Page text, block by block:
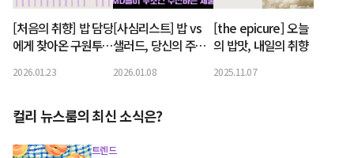
[처음의 취향] 밥 담당
에게 찾아온 구원투
2026.01.23
[사심리스트] 밥 vs
샐러드, 당신의 주식
2026.01.08
[the epicure] 오늘
의 밥맛, 내일의 취향
2025.11.07
컬리 뉴스룸의 최신 소식은?
트렌드